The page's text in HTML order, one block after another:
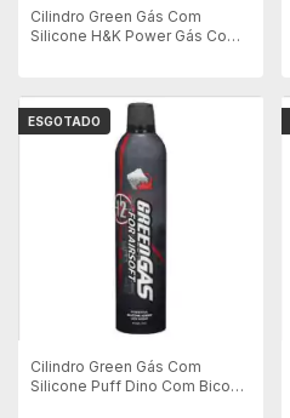
Cilindro Green Gás Com
Silicone H&K Power Gás Com
ESGOTADO
Cilindro Green Gás Com
Silicone Puff Dino Com Bico